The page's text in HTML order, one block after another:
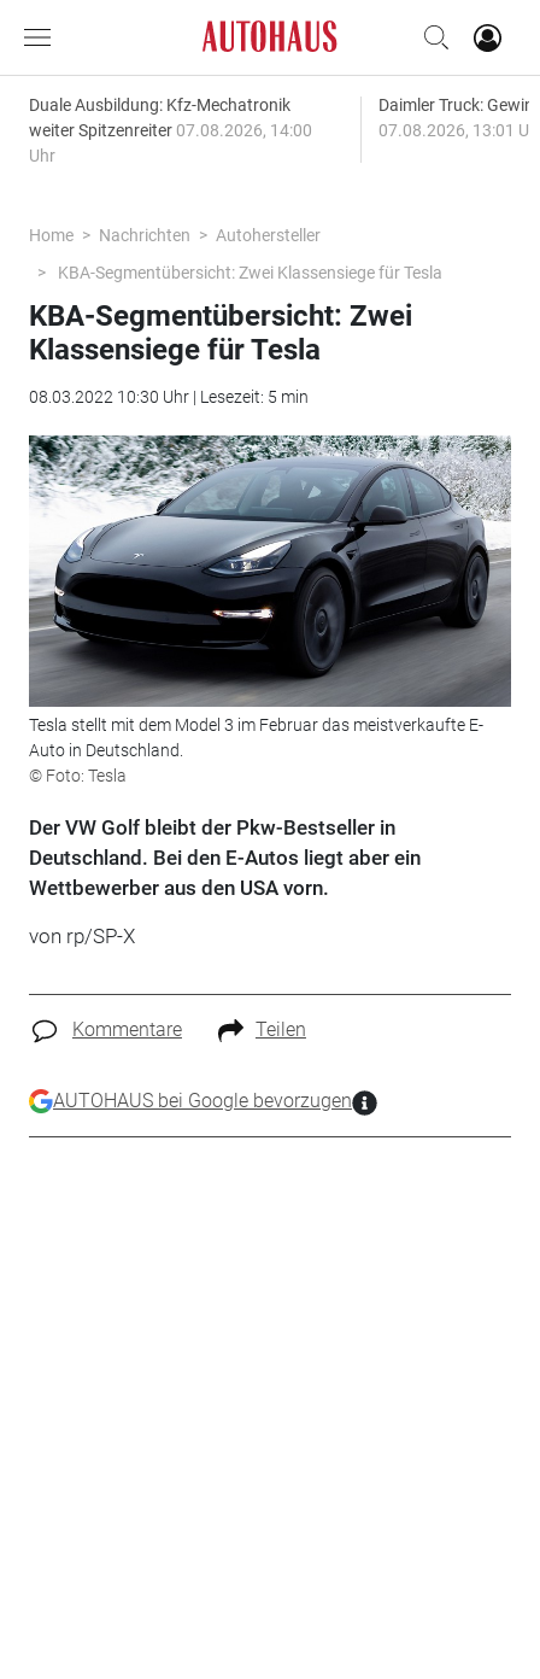
Duale Ausbildung: Kfz-Mechatronik
weiter Spitzenreiter 07.08.2026, 14:00
Uhr
Daimler Truck:
07.08.2026, 13:01
Home Nachrichten
Autohersteller
KBA-Segmentübersicht: Zwei Klassensiege für Tesla
KBA-Segmentübersicht: Zwei
Klassensiege für Tesla
08.03.2022 10:30 Uhr | Lesezeit: 5 min
Tesla stellt mit dem Model 3 im Februar das meistverkaufte E-
Auto in Deutschland.
© Foto: Tesla
Der VW Golf bleibt der Pkw-Bestseller in
Deutschland. Bei den E-Autos liegt aber ein
Wettbewerber aus den USA vorn.
von rp/SP-X
Kommentare Teilen
AUTOHAUS bei Google bevorzugen